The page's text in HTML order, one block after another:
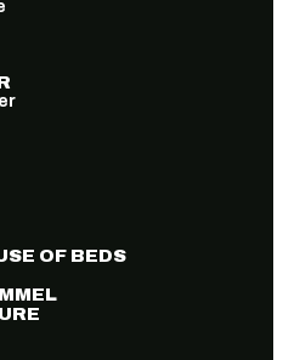
OF BEDS